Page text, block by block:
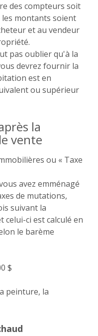
des compteurs soit
montants soient
et au vendeur
pas oublier qu'à la
devrez fournir la
est en
ou supérieur
la
vente
ou « Taxe
avez emménagé
de mutations,
suivant la
celui-ci est calculé en
le barème
$
peinture, la